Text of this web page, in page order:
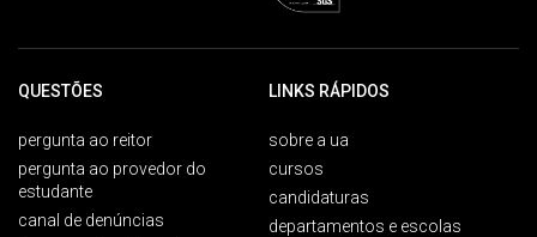
QUESTÕES
pergunta ao reitor
pergunta ao provedor do
estudante
canal de denúncias
LINKS RÁPIDOS
sobre a ua
cursos
candidaturas
departamentos e escolas